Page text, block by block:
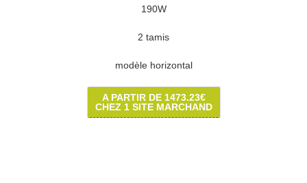
190W
2 tamis
modèle horizontal
A PARTIR DE 1473.23€
CHEZ 1 SITE MARCHAND